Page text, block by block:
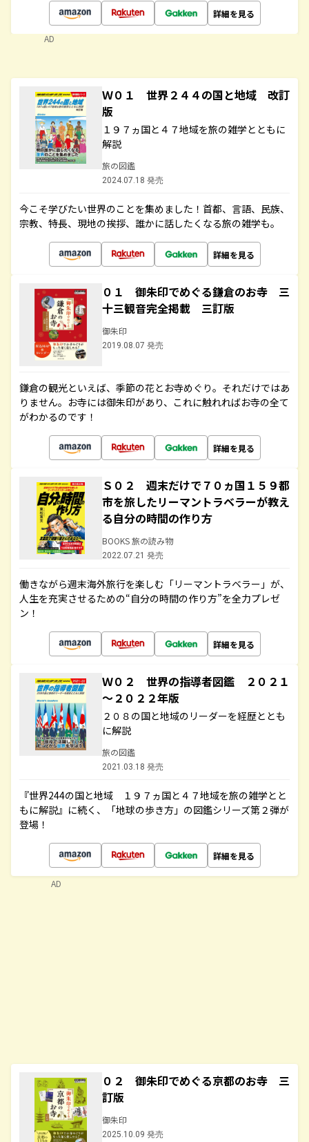
詳細を見る
AD
Ｗ０１ 世界２４４の国と地域 改訂
版
１９７ヵ国と４７地域を旅の雑学とともに
解説
旅の図鑑
2024.07.18 発売
今こそ学びたい世界のことを集めました！首都、言語、民族、
宗教、特長、現地の挨拶、誰かに話したくなる旅の雑学も。
詳細を見る
０１ 御朱印でめぐる鎌倉のお寺 三
十三観音完全掲載 三訂版
御朱印
2019.08.07 発売
鎌倉の観光といえば、季節の花とお寺めぐり。それだけではあ
りません。お寺には御朱印があり、これに触れればお寺の全て
がわかるのです！
詳細を見る
Ｓ０２ 週末だけで７０ヵ国１５９都
市を旅したリーマントラベラーが教え
る自分の時間の作り方
BOOKS 旅の読み物
2022.07.21 発売
働きながら週末海外旅行を楽しむ「リーマントラベラー」が、
人生を充実させるための“自分の時間の作り方”を全力プレゼ
ン！
詳細を見る
Ｗ０２ 世界の指導者図鑑 ２０２１
～２０２２年版
２０８の国と地域のリーダーを経歴ととも
に解説
旅の図鑑
2021.03.18 発売
『世界244の国と地域 １９７ヵ国と４７地域を旅の雑学とと
もに解説』に続く、「地球の歩き方」の図鑑シリーズ第２弾が
登場！
詳細を見る
０２ 御朱印でめぐる京都のお寺 三
訂版
御朱印
2025.10.09 発売
AD